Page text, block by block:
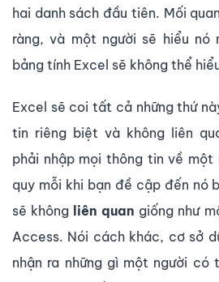
hai danh sách đầu tiên. Mối
ràng, và một người sẽ hiểu nó
bảng tính Excel sẽ không thể
Excel sẽ coi tất cả những thứ
tin riêng biệt và không liên
phải nhập mọi thông tin về một
quy mỗi khi bạn đề cập đến nó
sẽ không liên quan giống như
Access. Nói cách khác, cơ sở
nhận ra những gì một người có